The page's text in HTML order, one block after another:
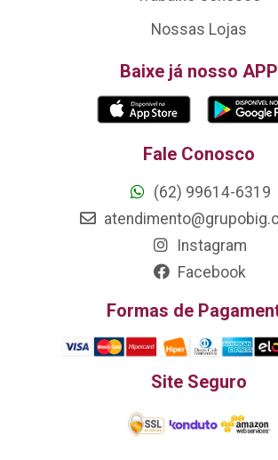
Nossas Lojas
Baixe já nosso APP
Fale Conosco
(62) 99614-6319
Instagram
Facebook
Formas de
Site Seguro